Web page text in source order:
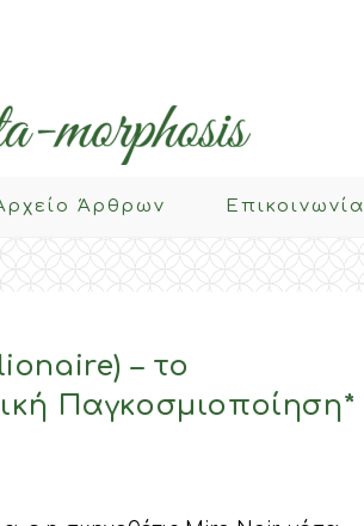
Άρθρων Επικοινωνία
– το
Παγκοσμιοποίηση*